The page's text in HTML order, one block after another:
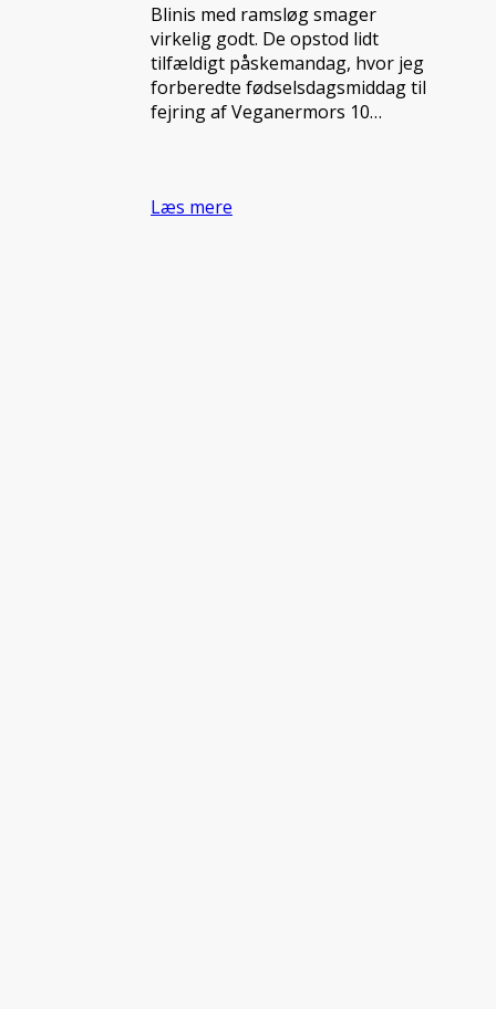
Blinis med ramsløg smager
virkelig godt. De opstod lidt
tilfældigt påskemandag, hvor jeg
forberedte fødselsdagsmiddag til
fejring af Veganermors 10…
Læs mere